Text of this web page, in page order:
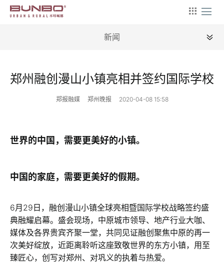
新闻
新闻
地理
产业
文案
郑州融创漫山小镇亮相并签约国际学校
郑报融媒 郑州晚报 2020-04-08 15:58
世界的中国，需要更美好的小镇。
中国的家庭，需要更美好的假期。
6月29日，融创漫山小镇全球亮相暨国际学校战略签约盛
典融耀启幕。盛会现场，中原城市领导、地产行业大咖、
媒体及各界贵宾齐聚一堂，共同见证融创聚焦中原的再一
次美好绽放，近距离聆听这座致敬世界的东方小镇，用至
臻匠心，创写对郑州、对巩义的执着与热爱。